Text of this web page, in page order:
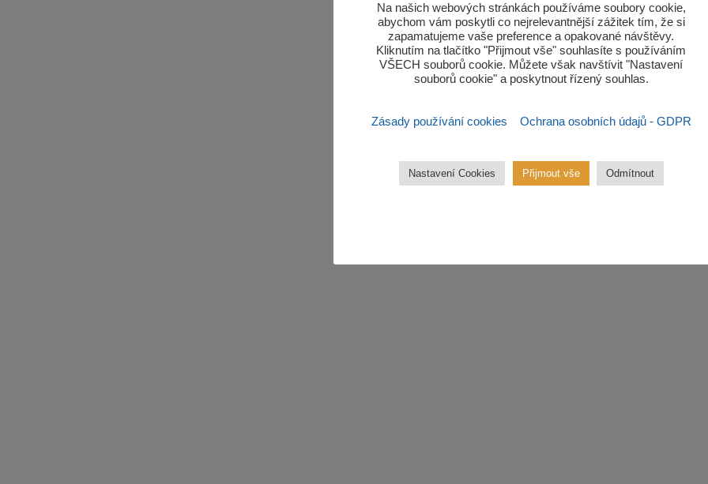
‎Na našich webových stránkách používáme soubory cookie,
abychom vám poskytli co nejrelevantnější zážitek tím, že si
zapamatujeme vaše preference a opakované návštěvy.
Kliknutím na tlačítko "Přijmout vše" souhlasíte s používáním
VŠECH souborů cookie. Můžete však navštívit "Nastavení
souborů cookie" a poskytnout řízený souhlas.‎
Zásady používání cookies Ochrana osobních údajů - GDPR
Nastavení Cookies Přijmout vše Odmítnout